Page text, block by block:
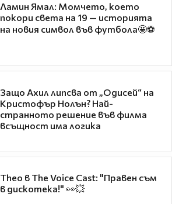
Ламин Ямал: Момчето, което
покори света на 19 — историята
на новия символ във футбола🤩⚽
Защо Ахил липсва от „Одисей“ на
Кристофър Нолън? Най-
странното решение във филма
всъщност има логика
Theo в The Voice Cast: "Правен съм
в дискотека!" 👀💥